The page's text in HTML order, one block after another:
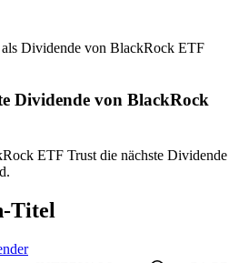
Dividende von BlackRock ETF
Dividende von BlackRock
ETF Trust die nächste Dividende
Titel